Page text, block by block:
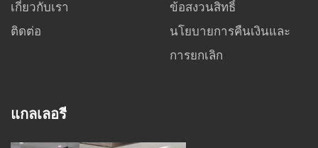
เกี่ยวกับเรา
ติดต่อ
ข้อสงวนสิทธิ์
นโยบายการคืนเงินและ
การยกเลิก
แกลเลอรี